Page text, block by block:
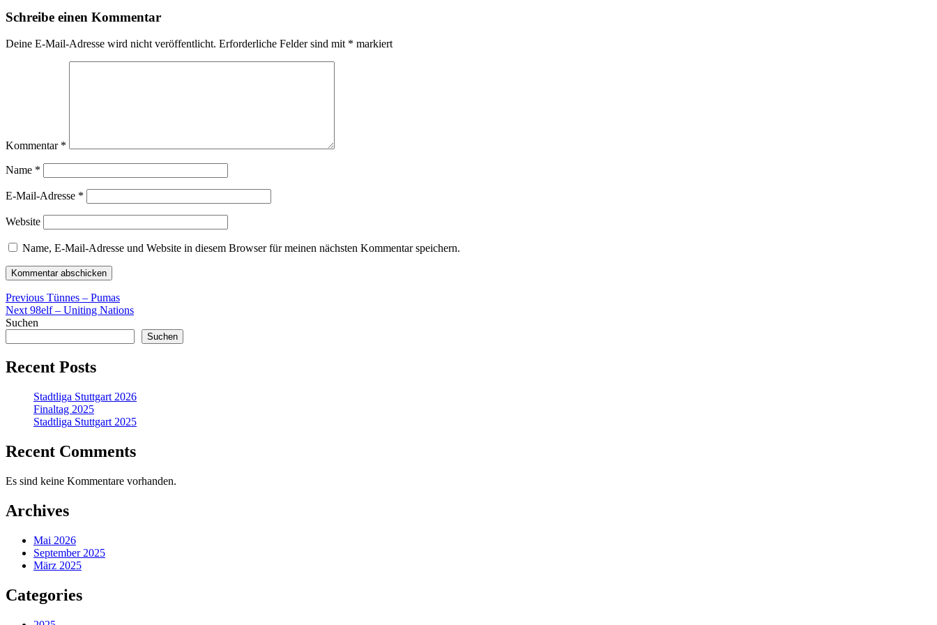
Schreibe einen Kommentar
Deine E-Mail-Adresse wird nicht veröffentlicht. Erforderliche Felder sind mit * markiert
Kommentar *
Name *
E-Mail-Adresse *
Website
Name, E-Mail-Adresse und Website in diesem Browser für meinen nächsten Kommentar speichern.
Beitragsnavigation
Previous Previous
post:
Tünnes – Pumas
Next Next
post:
98elf – Uniting Nations
Suchen
Suchen
Recent Posts
Stadtliga Stuttgart 2026
Finaltag 2025
Stadtliga Stuttgart 2025
Recent Comments
Es sind keine Kommentare vorhanden.
Archives
Mai 2026
September 2025
März 2025
Categories